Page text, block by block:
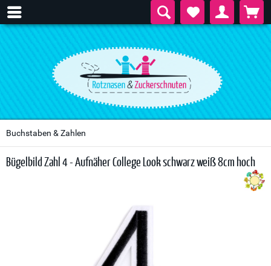
Buchstaben & Zahlen
Bügelbild Zahl 4 - Aufnäher College Look schwarz weiß 8cm hoch